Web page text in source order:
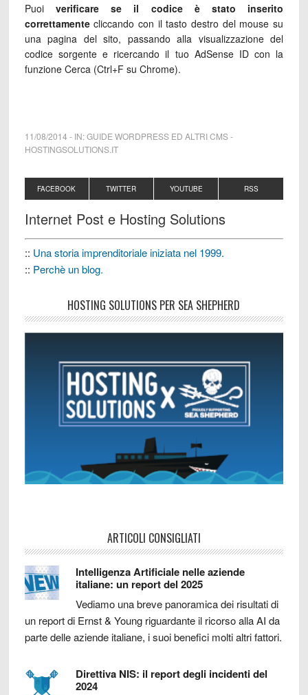
Puoiverificare se il codice è stato inserito
correttamentecliccando con il tasto destro del mouse su
una pagina del sito, passando alla visualizzazione del
codice sorgente e ricercando il tuo AdSense ID con la
funzione Cerca (Ctrl+F su Chrome).
11/08/2014 - IN:GUIDE WORDPRESS ED ALTRI CMS-
HOSTINGSOLUTIONS.IT
FACEBOOK TWITTER YOUTUBE RSS
Internet Post e Hosting Solutions
:: Una storia imprenditoriale iniziata nel 1999.
:: Perchè un blog.
HOSTING SOLUTIONS PER SEA SHEPHERD
ARTICOLI CONSIGLIATI
Intelligenza Artificiale nelle aziende
italiane: un report del 2025
Vediamo una breve panoramica dei risultati di
un report di Ernst & Young riguardante il ricorso alla AI da
parte delle aziende italiane, i suoi benefici molti altri fattori.
Direttiva NIS: il report degli incidenti del
2024